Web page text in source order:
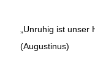
„Unruhig ist
(Augustinus)